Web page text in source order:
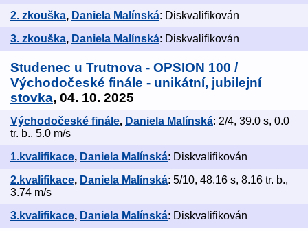
2. zkouška, Daniela Malínská: Diskvalifikován
3. zkouška, Daniela Malínská: Diskvalifikován
Studenec u Trutnova - OPSION 100 /
Východočeské finále - unikátní, jubilejní
stovka, 04. 10. 2025
Východočeské finále, Daniela Malínská: 2/4, 39.0 s, 0.0
tr. b., 5.0 m/s
1.kvalifikace, Daniela Malínská: Diskvalifikován
2.kvalifikace, Daniela Malínská: 5/10, 48.16 s, 8.16 tr. b.,
3.74 m/s
3.kvalifikace, Daniela Malínská: Diskvalifikován